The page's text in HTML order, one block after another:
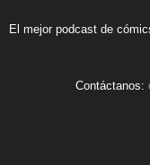
El mejor podcast de
Contáctanos: